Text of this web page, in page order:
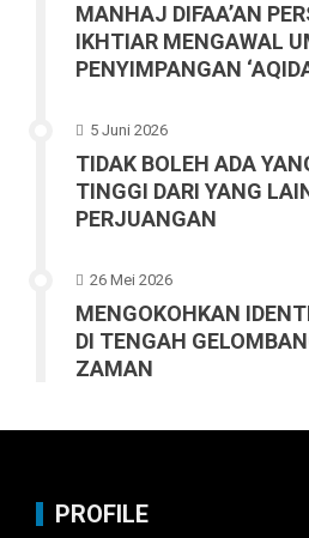
MANHAJ DIFAA’AN
IKHTIAR MENGAWAL
PENYIMPANGAN
5 Juni 2026
TIDAK BOLEH ADA
TINGGI DARI YANG
PERJUANGAN
26 Mei 2026
MENGOKOHKAN
DI TENGAH
ZAMAN
PROFILE